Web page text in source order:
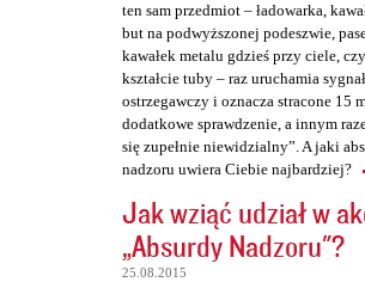
ten sam przedmiot – ładowarka,
but na podwyższonej podeszwie,
kawałek metalu gdzieś przy ciele,
kształcie tuby – raz uruchamia sygnał
ostrzegawczy i oznacza stracone 15
dodatkowe sprawdzenie, a innym
się zupełnie niewidzialny”. A jaki
nadzoru uwiera Ciebie najbardziej?
Jak wziąć udział w
„Absurdy Nadzoru"?
25.08.2015